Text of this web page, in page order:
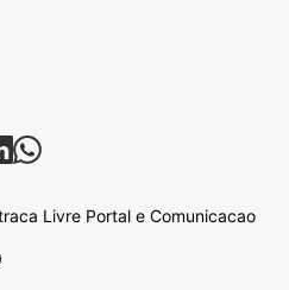
Linkedin
Whatsapp
Livre Portal e Comunicacao